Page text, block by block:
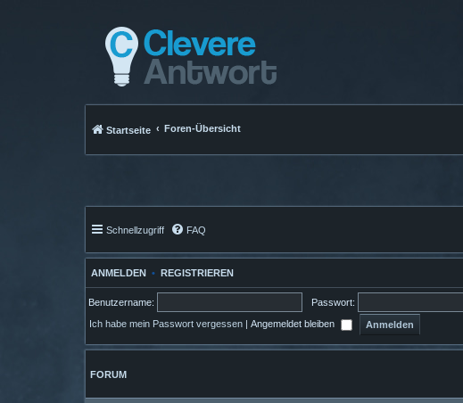
Startseite Foren-Übersicht
Schnellzugriff FAQ
ANMELDEN • REGISTRIEREN
Benutzername: Passwort:
Ich habe mein Passwort vergessen Angemeldet bleiben
FORUM